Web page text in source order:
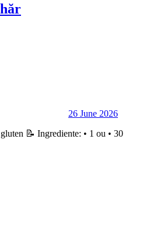
26 June 2026
📝 Ingrediente: • 1 ou • 30